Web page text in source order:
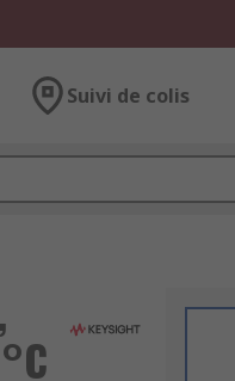
Suivi de colis